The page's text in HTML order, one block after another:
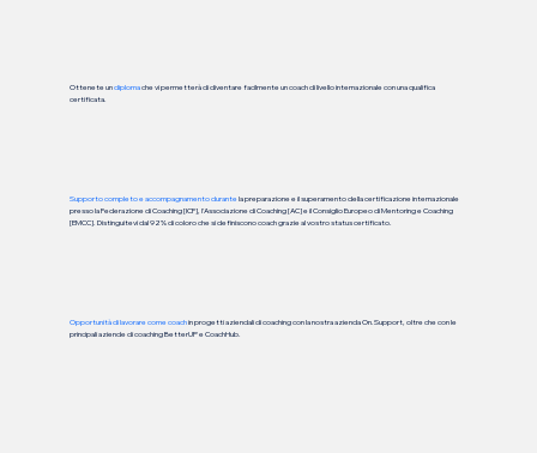
Supporto completo e accompagnamento durantela preparazione e il superamento della certificazione internazionale
presso la Federazione di Coaching [ICF], l'Associazione di Coaching [AC] e il Consiglio Europeo di Mentoring e Coaching
[EMCC]. Distinguitevi dal 92% di coloro che si definiscono coach grazie al vostro status certificato.
Ottenete undiplomache vi permetterà di diventare facilmente un coach di livello internazionale con una qualifica
certificata.
Opportunità di lavorare come coachin progetti aziendali di coaching con la nostra azienda On.Support, oltre che con le
principali aziende di coaching BetterUP e CoachHub.